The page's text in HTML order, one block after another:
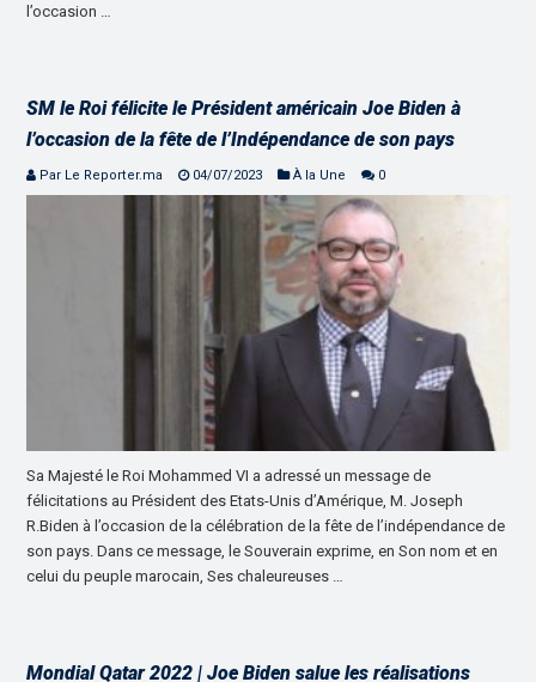
l’occasion …
SM le Roi félicite le Président américain Joe Biden à
l’occasion de la fête de l’Indépendance de son pays
Par Le Reporter.ma 04/07/2023 À la Une 0
Sa Majesté le Roi Mohammed VI a adressé un message de
félicitations au Président des Etats-Unis d’Amérique, M. Joseph
R.Biden à l’occasion de la célébration de la fête de l’indépendance de
son pays. Dans ce message, le Souverain exprime, en Son nom et en
celui du peuple marocain, Ses chaleureuses …
Mondial Qatar 2022 | Joe Biden salue les réalisations